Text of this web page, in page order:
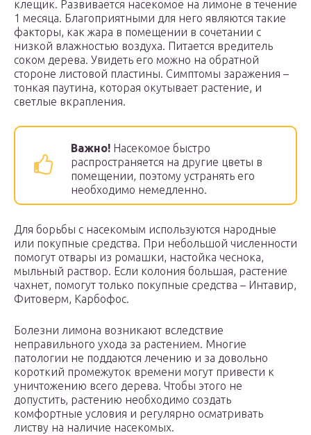
клещик. Развивается насекомое на лимоне в течение
1 месяца. Благоприятными для него являются такие
факторы, как жара в помещении в сочетании с
низкой влажностью воздуха. Питается вредитель
соком дерева. Увидеть его можно на обратной
стороне листовой пластины. Симптомы заражения –
тонкая паутина, которая окутывает растение, и
светлые вкрапления.
Важно! Насекомое быстро
распространяется на другие цветы в
помещении, поэтому устранять его
необходимо немедленно.
Для борьбы с насекомым используются народные
или покупные средства. При небольшой численности
помогут отвары из ромашки, настойка чеснока,
мыльный раствор. Если колония большая, растение
чахнет, помогут только покупные средства – Интавир,
Фитоверм, Карбофос.
Болезни лимона возникают вследствие
неправильного ухода за растением. Многие
патологии не поддаются лечению и за довольно
короткий промежуток времени могут привести к
уничтожению всего дерева. Чтобы этого не
допустить, растению необходимо создать
комфортные условия и регулярно осматривать
листву на наличие насекомых.